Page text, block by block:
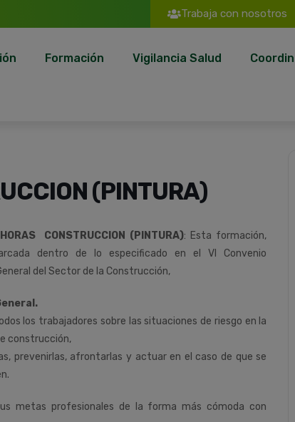
Trabaja con nosotros
Formación Vigilancia Salud
(PINTURA)
CONSTRUCCION (PINTURA): Esta formación,
dentro de lo especificado en elVI
Convenio
del Sector de la Construcción,
los trabajadores sobre las situaciones de riesgo en la
construcción,
prevenirlas, afrontarlas y actuar en el caso de que se
metas profesionales de la forma más cómoda con